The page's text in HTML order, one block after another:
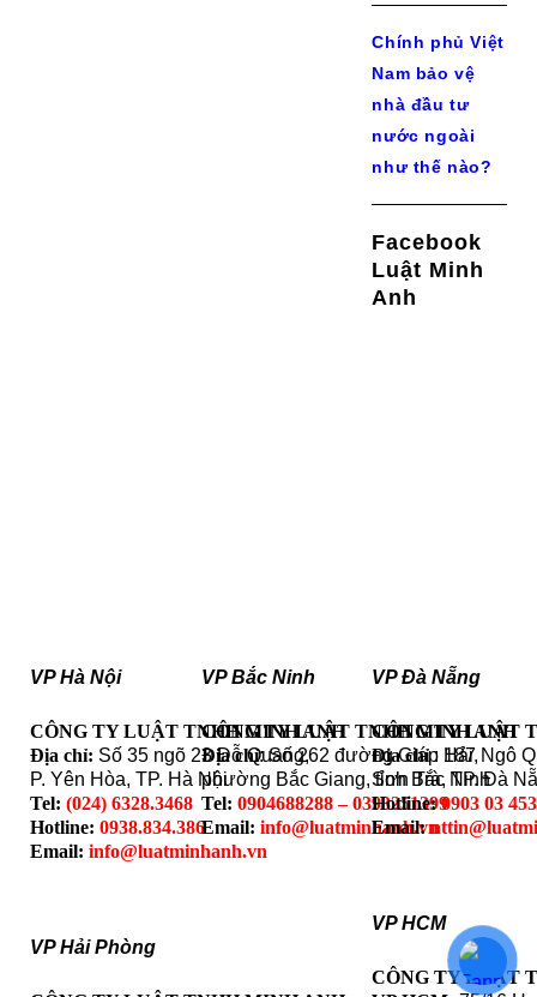
Chính phủ Việt
Nam bảo vệ
nhà đầu tư
nước ngoài
như thế nào?
Facebook
Luật Minh
Anh
VP Hà Nội
CÔNG TY LUẬT TNHH MINH ANH
Địa chỉ: Số 35 ngõ 23 Đỗ Quang,
P. Yên Hòa, TP. Hà Nội
Tel: (024) 6328.3468
Hotline: 0938.834.386
Email: info@luatminhanh.vn
VP Hải Phòng
VP Bắc Ninh
CÔNG TY LUẬT TNHH MINH ANH
Địa chỉ: Số 262 đường Giáp Hải,
phường Bắc Giang, tỉnh Bắc Ninh
Tel: 0904688288 – 0393251399
Email: info@luatminhanh.vn
VP Đà Nẵng
CÔNG TY LUẬT
Địa chỉ: 187 Ngô
Sơn Trà, TP. Đà
Hotline:0903 03
Email:
VP HCM
CÔNG TY LUẬT